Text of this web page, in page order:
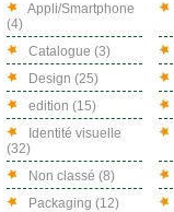
Appli/Smartphone
(4)
Catalogue (3)
Design (25)
edition (15)
Identité visuelle
(32)
Non classé (8)
Packaging (12)